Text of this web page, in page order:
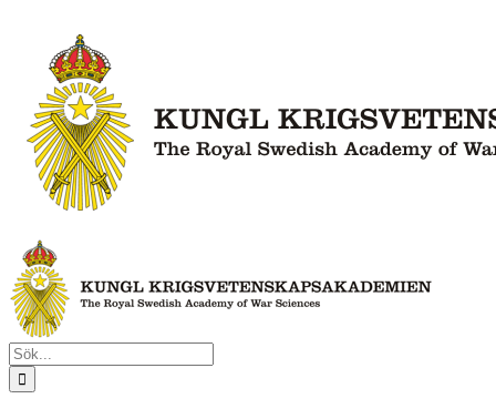
innehållet
Sök
efter: